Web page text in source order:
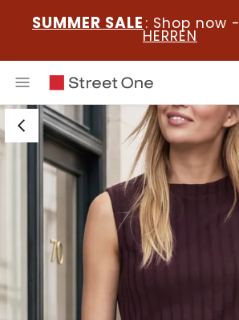
SUMMER SALE : Shop now -
HERREN